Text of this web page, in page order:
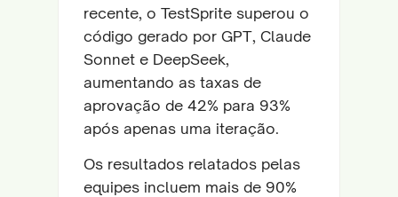
recente, o TestSprite superou o
código gerado por GPT, Claude
Sonnet e DeepSeek,
aumentando as taxas de
aprovação de 42% para 93%
após apenas uma iteração.
Os resultados relatados pelas
equipes incluem mais de 90%